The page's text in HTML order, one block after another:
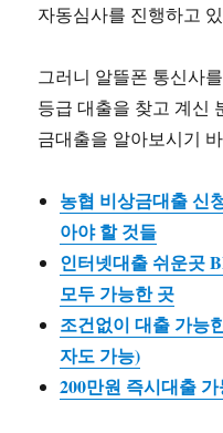
자동심사를 진행하고
그러니 알뜰폰 통신사
등급 대출을 찾고 계신
금대출을 알아보시기
농협 비상금대출 신
아야 할 것들
인터넷대출 쉬운곳
모두 가능한 곳
조건없이 대출 가능
자도 가능)
200만원 즉시대출